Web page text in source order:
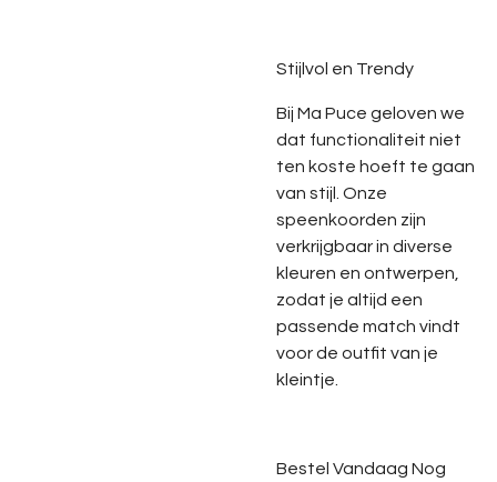
Stijlvol en Trendy
Bij Ma Puce geloven we
dat functionaliteit niet
ten koste hoeft te gaan
van stijl. Onze
speenkoorden zijn
verkrijgbaar in diverse
kleuren en ontwerpen,
zodat je altijd een
passende match vindt
voor de outfit van je
kleintje.
Bestel Vandaag Nog